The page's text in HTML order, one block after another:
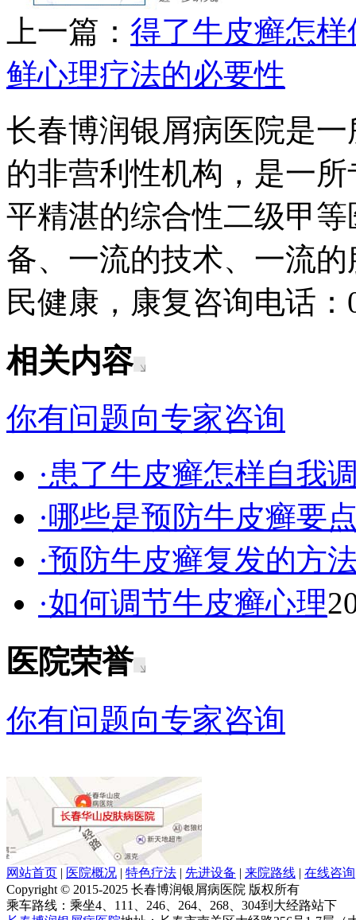
上一篇： 得了牛皮癣怎
鲜心理疗法的必要性
长春博润银屑病医院是
的非营利性机构，是一
平精湛的综合性二级甲
备、一流的技术、一流
民健康，康复咨询电话：
相关内容
你有问题向专家咨询
·患了牛皮癣怎样自我
·哪些是预防牛皮癣要
·预防牛皮癣复发的方
·如何调节牛皮癣心理
医院荣誉
你有问题向专家咨询
网站首页 | 医院概况 | 特色疗法 | 先进设备 | 来院路线 | 在线咨询
Copyright © 2015-2025 长春博润银屑病医院 版权所有
乘车路线：乘坐4、111、246、264、268、304到大经路站下